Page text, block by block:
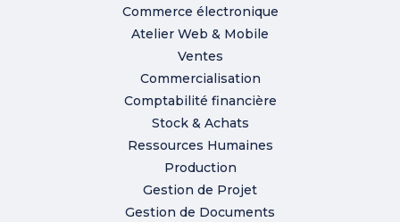
Commerce électronique
Atelier Web & Mobile
Ventes
Commercialisation
Comptabilité financière
Stock & Achats
Ressources Humaines
Production
Gestion de Projet
Gestion de Documents